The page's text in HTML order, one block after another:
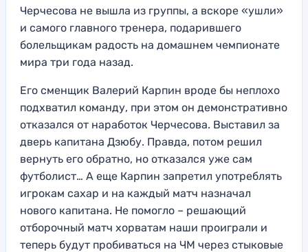
Черчесова не вышла из группы, а вскоре «ушли»
и самого главного тренера, подарившего
болельщикам радость на домашнем чемпионате
мира три года назад.
Его сменщик Валерий Карпин вроде бы неплохо
подхватил команду, при этом он демонстративно
отказался от наработок Черчесова. Выставил за
дверь капитана Дзюбу. Правда, потом решил
вернуть его обратно, но отказался уже сам
футболист… А еще Карпин запретил употреблять
игрокам сахар и на каждый матч назначал
нового капитана. Не помогло – решающий
отборочный матч хорватам наши проиграли и
теперь будут пробиваться на ЧМ через стыковые